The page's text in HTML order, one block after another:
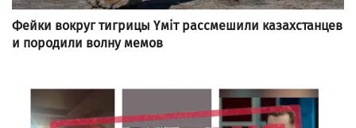
Фейки вокруг тигрицы Үміт рассмешили казахстанцев
и породили волну мемов